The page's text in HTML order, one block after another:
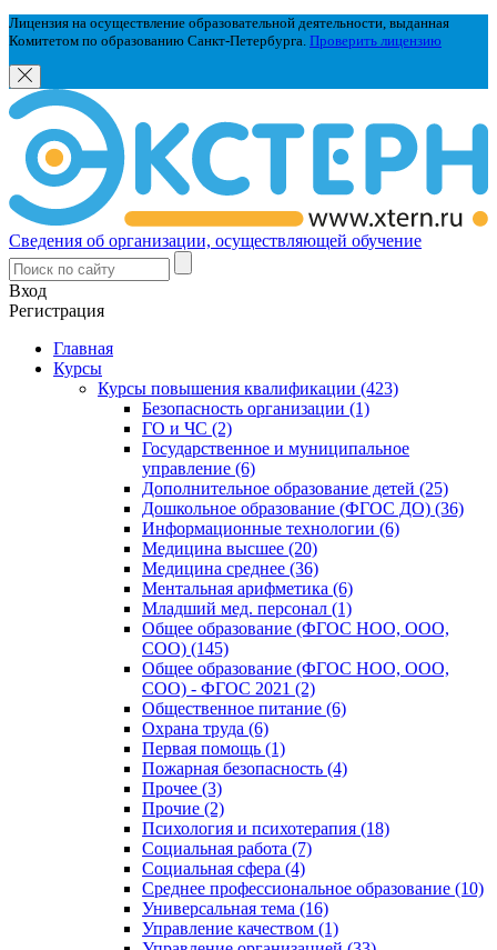
Лицензия на осуществление образовательной деятельности, выданная
Комитетом по образованию Санкт-Петербурга. Проверить лицензию
Сведения об организации, осуществляющей обучение
Вход
Регистрация
Главная
Курсы
Курсы повышения квалификации (423)
Безопасность организации (1)
ГО и ЧС (2)
Государственное и муниципальное
управление (6)
Дополнительное образование детей (25)
Дошкольное образование (ФГОС ДО) (36)
Информационные технологии (6)
Медицина высшее (20)
Медицина среднее (36)
Ментальная арифметика (6)
Младший мед. персонал (1)
Общее образование (ФГОС НОО, ООО,
СОО) (145)
Общее образование (ФГОС НОО, ООО,
СОО) - ФГОС 2021 (2)
Общественное питание (6)
Охрана труда (6)
Первая помощь (1)
Пожарная безопасность (4)
Прочее (3)
Прочие (2)
Психология и психотерапия (18)
Социальная работа (7)
Социальная сфера (4)
Среднее профессиональное образование (10)
Универсальная тема (16)
Управление качеством (1)